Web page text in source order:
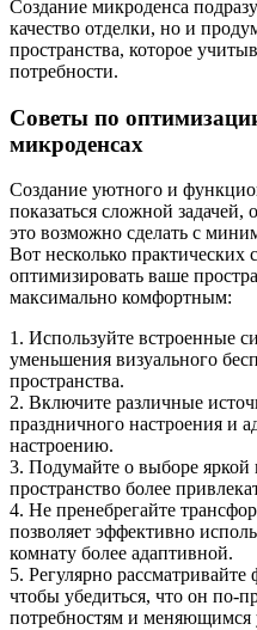
Создание микроденса
качество отделки, но и
пространства, которое
потребности.
Советы по
микроденсах
Создание уютного и
показаться сложной
это возможно сделать с
Вот несколько практических
оптимизировать ваше
максимально комфортным:
1. Используйте встроенные
уменьшения визуального
пространства.
2. Включите различные
праздничного настроения и
настроению.
3. Подумайте о выборе яркой
пространство более
4. Не пренебрегайте
позволяет эффективно
комнату более адаптивной.
5. Регулярно
чтобы убедиться, что он по-
потребностям и меняющимся